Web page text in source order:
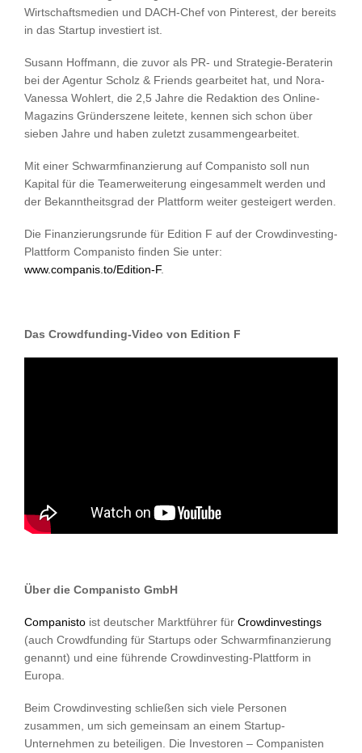
Wirtschaftsmedien und DACH-Chef von Pinterest, der bereits
in das Startup investiert ist.
Susann Hoffmann, die zuvor als PR- und Strategie-Beraterin
bei der Agentur Scholz & Friends gearbeitet hat, und Nora-
Vanessa Wohlert, die 2,5 Jahre die Redaktion des Online-
Magazins Gründerszene leitete, kennen sich schon über
sieben Jahre und haben zuletzt zusammengearbeitet.
Mit einer Schwarmfinanzierung auf Companisto soll nun
Kapital für die Teamerweiterung eingesammelt werden und
der Bekanntheitsgrad der Plattform weiter gesteigert werden.
Die Finanzierungsrunde für Edition F auf der Crowdinvesting-
Plattform Companisto finden Sie unter:
www.companis.to/Edition-F.
Das Crowdfunding-Video von Edition F
Über die Companisto GmbH
Companisto ist deutscher Marktführer für Crowdinvestings
(auch Crowdfunding für Startups oder Schwarmfinanzierung
genannt) und eine führende Crowdinvesting-Plattform in
Europa.
Beim Crowdinvesting schließen sich viele Personen
zusammen, um sich gemeinsam an einem Startup-
Unternehmen zu beteiligen. Die Investoren – Companisten